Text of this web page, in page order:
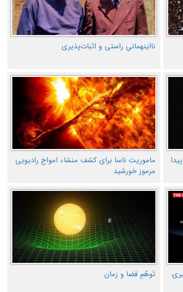
نااینهمانیِ راستی و اثبات‌پذیری
ماموریت ناسا برای کشف منشاء امواج رادیویی
مرموز خورشید
تَوهّمِ فضا و زمان